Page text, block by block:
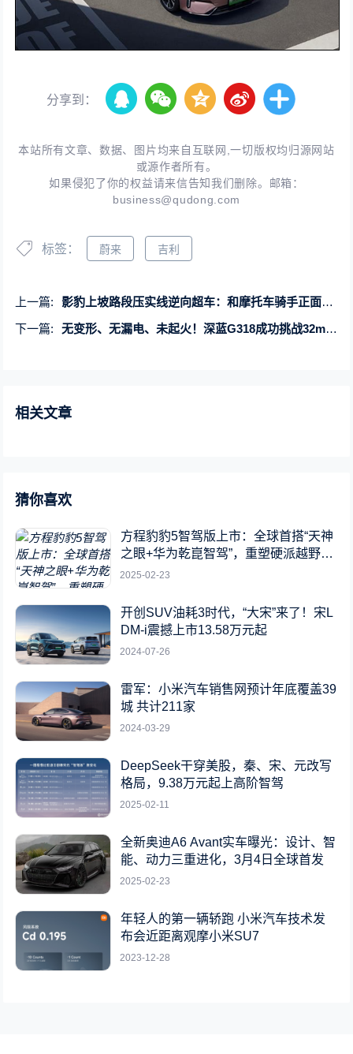
分享到：
本站所有文章、数据、图片均来自互联网,一切版权均归源网站
或源作者所有。
如果侵犯了你的权益请来信告知我们删除。邮箱：
business@qudong.com
标签： 蔚来 吉利
上一篇:
影豹上坡路段压实线逆向超车：和摩托车骑手正面相撞
下一篇:
无变形、无漏电、未起火！深蓝G318成功挑战32m高空坠落
相关文章
猜你喜欢
方程豹豹5智驾版上市：全球首搭“天神
之眼+华为乾崑智驾”，重塑硬派越野新
标杆
2025-02-23
开创SUV油耗3时代，“大宋”来了！宋L
DM-i震撼上市13.58万元起
2024-07-26
雷军：小米汽车销售网预计年底覆盖39
城 共计211家
2024-03-29
DeepSeek干穿美股，秦、宋、元改写
格局，9.38万元起上高阶智驾
2025-02-11
全新奥迪A6 Avant实车曝光：设计、智
能、动力三重进化，3月4日全球首发
2025-02-23
年轻人的第一辆轿跑 小米汽车技术发
布会近距离观摩小米SU7
2023-12-28